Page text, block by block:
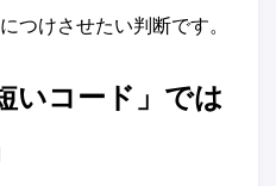
つけさせたい判断です。
いコード」では